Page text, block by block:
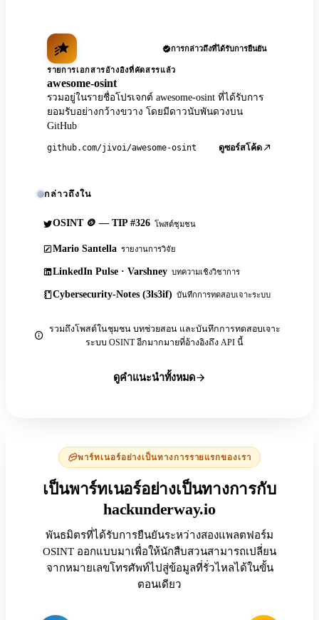
การกล่าวถึงที่ได้รับการยืนยัน
รายการเอกสารอ้างอิงที่คัดสรรแล้ว
awesome-osint
รวมอยู่ในรายชื่อโปรเจกต์ awesome-osint ที่ได้รับการ
ยอมรับอย่างกว้างขวาง โดยมีดาวนับพันดวงบน
GitHub
github.com/jivoi/awesome-osint ดูซอร์สโค้ด
กล่าวถึงใน
OSINT 🪙 — TIP #326 โพสต์ชุมชน
Mario Santella รายงานการวิจัย
LinkedIn Pulse · Varshney บทความเชิงวิชาการ
Cybersecurity-Notes (3ls3if) บันทึกการทดสอบเจาะระบบ
รวมถึงโพสต์ในชุมชน บทช่วยสอน และบันทึกการทดสอบเจาะ
ระบบ OSINT อีกมากมายที่อ้างอิงถึง API นี้
ดูคำแนะนำทั้งหมด
พาร์ทเนอร์อย่างเป็นทางการรายแรกของเรา
เป็นพาร์ทเนอร์อย่างเป็นทางการกับ
hackunderway.io
พันธมิตรที่ได้รับการยืนยันระหว่างสองแพลตฟอร์ม
OSINT ออกแบบมาเพื่อให้นักสืบสวนสามารถเปลี่ยน
จากหมายเลขโทรศัพท์ไปสู่ข้อมูลที่รั่วไหลได้ในขั้น
ตอนเดียว